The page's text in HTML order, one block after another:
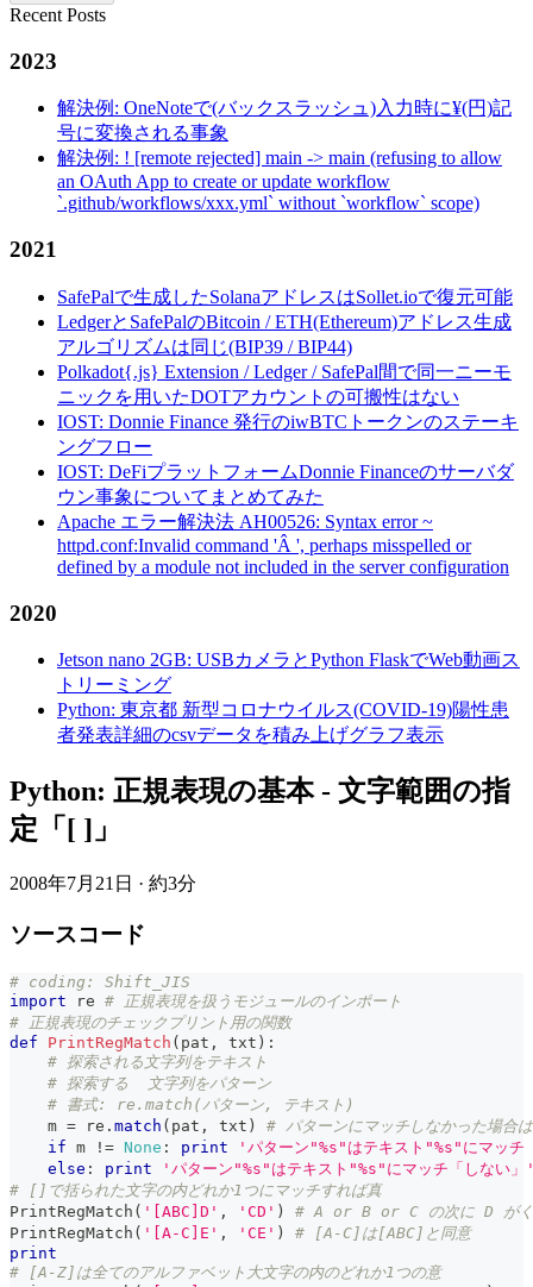
Recent Posts
2023
解決例: OneNoteで(バックスラッシュ)入力時に¥(円)記
号に変換される事象
解決例: ! [remote rejected] main -> main (refusing to allow
an OAuth App to create or update workflow
`.github/workflows/xxx.yml` without `workflow` scope)
2021
SafePalで生成したSolanaアドレスはSollet.ioで復元可能
LedgerとSafePalのBitcoin / ETH(Ethereum)アドレス生成
アルゴリズムは同じ(BIP39 / BIP44)
Polkadot{.js} Extension / Ledger / SafePal間で同一ニーモ
ニックを用いたDOTアカウントの可搬性はない
IOST: Donnie Finance 発行のiwBTCトークンのステーキ
ングフロー
IOST: DeFiプラットフォームDonnie Financeのサーバダ
ウン事象についてまとめてみた
Apache エラー解決法 AH00526: Syntax error ~
httpd.conf:Invalid command 'Â ', perhaps misspelled or
defined by a module not included in the server configuration
2020
Jetson nano 2GB: USBカメラとPython FlaskでWeb動画ス
トリーミング
Python: 東京都 新型コロナウイルス(COVID-19)陽性患
者発表詳細のcsvデータを積み上げグラフ表示
Python: 正規表現の基本 - 文字範囲の指
定「[ ]」
2008年7月21日 · 約3分
ソースコード
# coding: Shift_JIS
import re # 正規表現を扱うモジュールのインポート
# 正規表現のチェックプリント用の関数
def
PrintRegMatch ( pat , txt ) :
# 探索される文字列をテキスト
# 探索する  文字列をパターン
# 書式: re.match(パターン, テキスト)
    m
= re . match ( pat , txt )
# パターンにマッチしなかった場合
if m != None : print
'パターン"%s"はテキスト"%s"にマッチ
else : print
'パターン"%s"はテキスト"%s"にマッチ「しない
# []で括られた文字の内どれか1つにマッチすれば真
PrintRegMatch ( '[ABC]D' , 'CD' )
# A or B or C の次に D がく
PrintRegMatch ( '[A-C]E' , 'CE' )
# [A-C]は[ABC]と同意
print
# [A-Z]は全てのアルファベット大文字の内のどれか1つの意